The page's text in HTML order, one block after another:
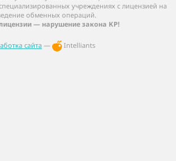
учреждениях с лицензией на
обменных операций.
— нарушение закона КР!
сайта — Intelliants